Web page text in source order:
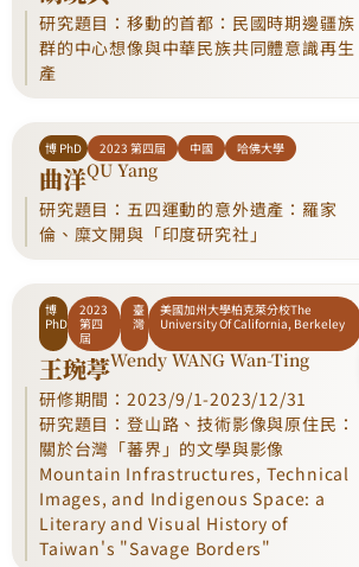
研究題目：移動的首都：民國時期邊疆族
群的中心想像與中華民族共同體意識再生
產
博 PhD 2023 第四屆 中國 哈佛大學
曲洋QU Yang
研究題目：五四運動的意外遺產：羅家
倫、糜文開與「印度研究社」
博
PhD
2023
第四
屆
臺
灣
美國加州大學柏克萊分校The
University Of California, Berkeley
王琬葶Wendy WANG Wan-Ting
研修期間：2023/9/1-2023/12/31
研究題目：登山路、技術影像與原住民：
關於台灣「蕃界」的文學與影像
Mountain Infrastructures, Technical
Images, and Indigenous Space: a
Literary and Visual History of
Taiwan's "Savage Borders"